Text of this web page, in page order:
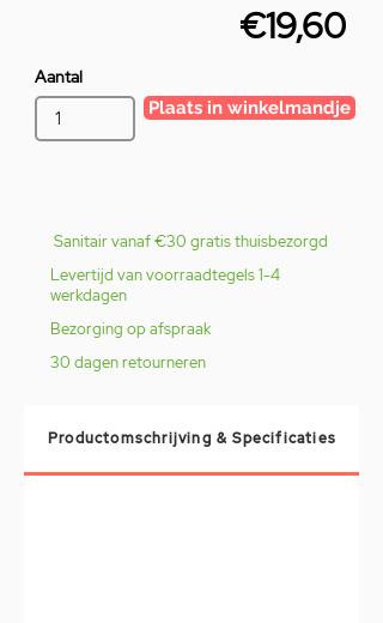
€19,60
Aantal
Plaats in winkelmandje
Sanitair vanaf €30 gratis thuisbezorgd
Levertijd van voorraadtegels 1-4
werkdagen
Bezorging op afspraak
30 dagen retourneren
Productomschrijving & Specificaties